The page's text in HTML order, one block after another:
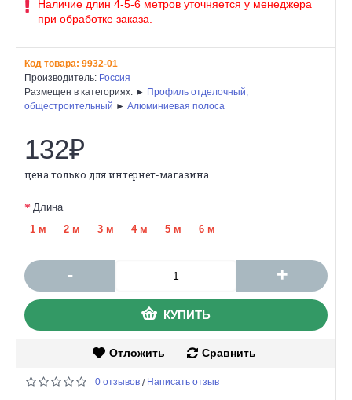
Наличие длин 4-5-6 метров уточняется у менеджера
при обработке заказа.
Код товара: 9932-01
Производитель: Россия
Размещен в категориях: ► Профиль отделочный,
общестроительный ► Алюминиевая полоса
132₽
цена только для интернет-магазина
Длина
1 м
2 м 3 м 4 м 5 м 6 м
- +
КУПИТЬ
Отложить Сравнить
0 отзывов / Написать отзыв